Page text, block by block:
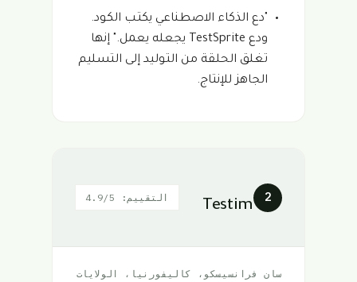
"دع الذكاء الاصطناعي يكتب الكود.
ودع TestSprite يجعله يعمل." إنها
تغلق الحلقة من التوليد إلى التسليم
الجاهز للإنتاج.
2
Testim
التقييم: 4.9/5
سان فرانسيسكو، كاليفورنيا، الولايات